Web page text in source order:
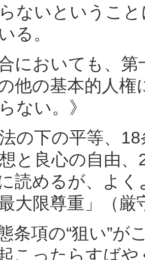
ないというこ
る。
合においても、
他の基本的人
ない。》
の下の平等、18
と良心の自由、
読めるが、よ
大限尊重」（
条項の“狙い”が
起こったらすば